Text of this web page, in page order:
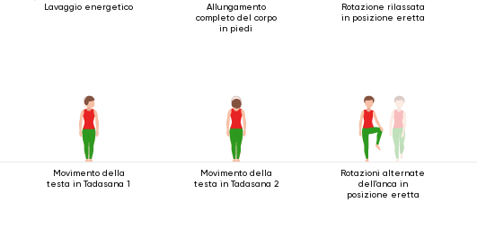
Lavaggio energetico
Allungamento
completo del corpo
in piedi
Rotazione rilassata
in posizione eretta
Movimento della
testa in Tadasana 1
Movimento della
testa in Tadasana 2
Rotazioni alternate
dell'anca in
posizione eretta